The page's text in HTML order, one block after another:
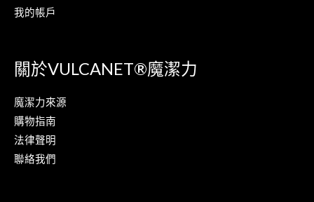
我的帳戶
關於VULCANET®魔潔力
魔潔力來源
購物指南
法律聲明
聯絡我們